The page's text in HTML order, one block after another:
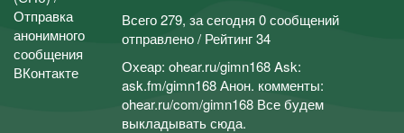
Всего 279, за сегодня 0 сообщений
отправлено / Рейтинг 34
Охеар: ohear.ru/gimn168 Ask:
ask.fm/gimn168 Анон. комменты:
ohear.ru/com/gimn168 Все будем
выкладывать сюда.